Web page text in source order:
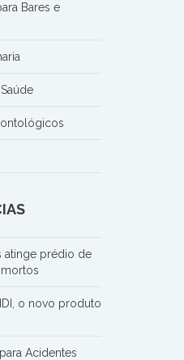
Bares e
atinge prédio de
o novo produto
Acidentes